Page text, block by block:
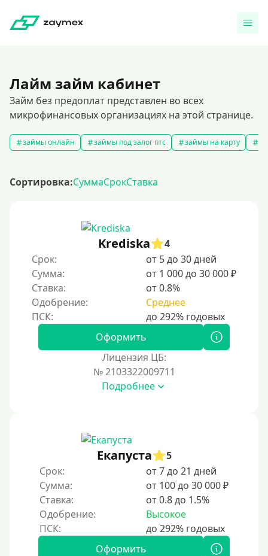
Лайм займ кабинет
Займ без предоплат представлен во всех
микрофинансовых организациях на этой странице.
займы онлайн займы под залог птс займы на карту
Сортировка:СуммаСрокСтавка
Krediska
4
Срок:
от 5 до 30 дней
Сумма:
от 1 000 до 30 000 ₽
Ставка:
от 0.8%
Одобрение:
Среднее
Оформить
Лицензия ЦБ:
№ 2103322009711
Подробнее
Екапуста
5
Срок:
от 7 до 21 дней
Сумма:
от 100 до 30 000 ₽
Ставка:
от 0.8 до 1.5%
Одобрение:
Высокое
Оформить